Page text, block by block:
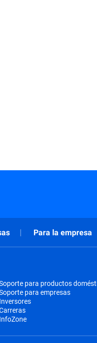
Para la empresa
para productos
para empresas
Inversores
InfoZone